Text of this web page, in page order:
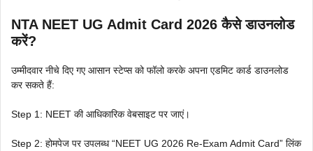
NTA NEET UG Admit Card 2026 कैसे डाउनलोड
करें?
उम्मीदवार नीचे दिए गए आसान स्टेप्स को फॉलो करके अपना एडमिट कार्ड डाउनलोड
कर सकते हैं:
Step 1: NEET की आधिकारिक वेबसाइट पर जाएं।
Step 2: होमपेज पर उपलब्ध “NEET UG 2026 Re-Exam Admit Card” लिंक